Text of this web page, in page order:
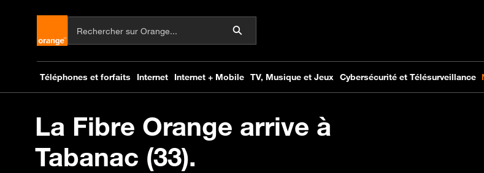
La Fibre Orange arrive à
Tabanac (33).